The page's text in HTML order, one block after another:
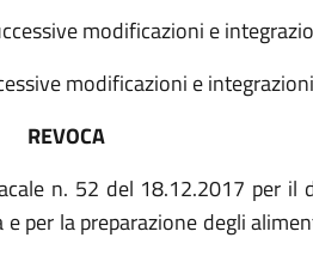
modificazioni e
modificazioni e
REVOCA
n. 52 del 18.12.2017 per
per la preparazione degli